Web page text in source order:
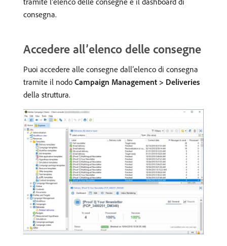
consegna.
Accedere all’elenco delle consegne
Puoi accedere alle consegne dall’elenco di consegna
tramite il nodo Campaign Management > Deliveries
della struttura.